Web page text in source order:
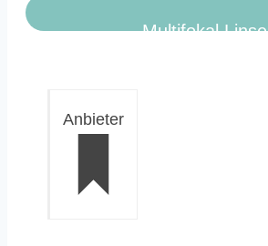
Multifokal Linse
Anbieter